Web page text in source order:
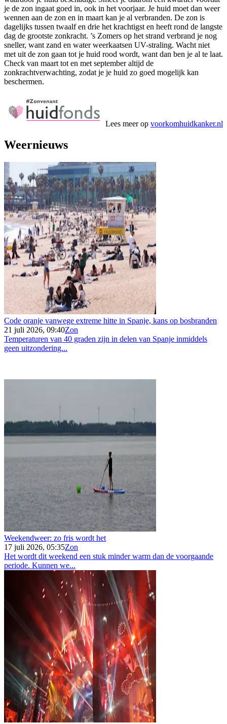
je de zon ingaat goed in, ook in het voorjaar. Je huid moet dan weer
wennen aan de zon en in maart kan je al verbranden. De zon is
dagelijks tussen twaalf en drie het krachtigst en heeft rond de langste
dag de grootste zonkracht. ’s Zomers op het strand verbrand je nog
sneller, want zand en water weerkaatsen UV-straling. Wacht niet
met uit de zon gaan tot je huid rood wordt, want dan ben je al te laat.
Check van maart tot en met september altijd de
zonkrachtverwachting, zodat je je huid zo goed mogelijk kan
beschermen.
Lees meer op voorkomhuidkanker.nl
Weernieuws
Code oranje vanwege extreme hitte in Spanje, kans op bosbranden
21 juli 2026, 09:40Zon
Temperaturen van 40 graden zijn in delen van Spanje inmiddels
geen uitzondering...
Weekendweer: zo fris wordt het
17 juli 2026, 05:35Zon
Het wordt dit weekend een stuk minder warm dan de voorgaande
periode. Kunnen we...